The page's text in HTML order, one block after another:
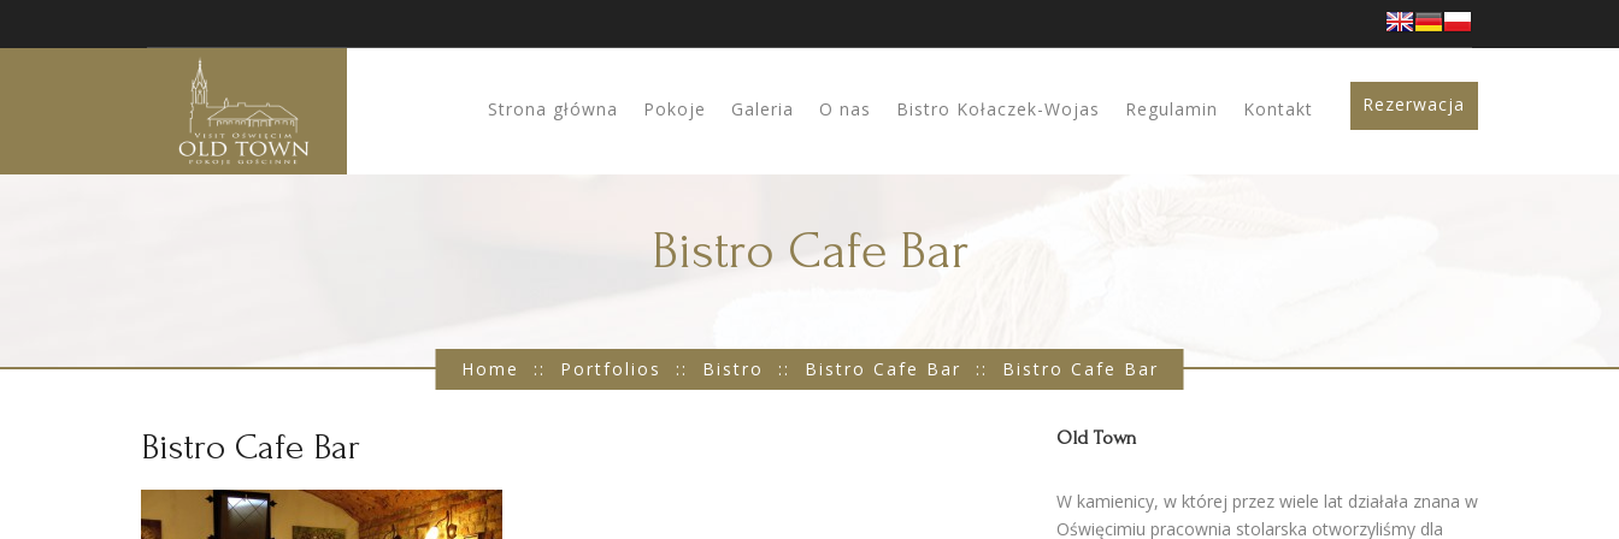
Strona główna Pokoje Galeria O nas Bistro Kołaczek-Wojas Regulamin Kontakt Rezerwacja
Bistro Cafe Bar
Home :: Portfolios :: Bistro :: Bistro Cafe Bar :: Bistro Cafe Bar
Bistro Cafe Bar Old Town
W kamienicy, w której przez wiele lat działała znana w
Oświęcimiu pracownia stolarska otworzyliśmy dla